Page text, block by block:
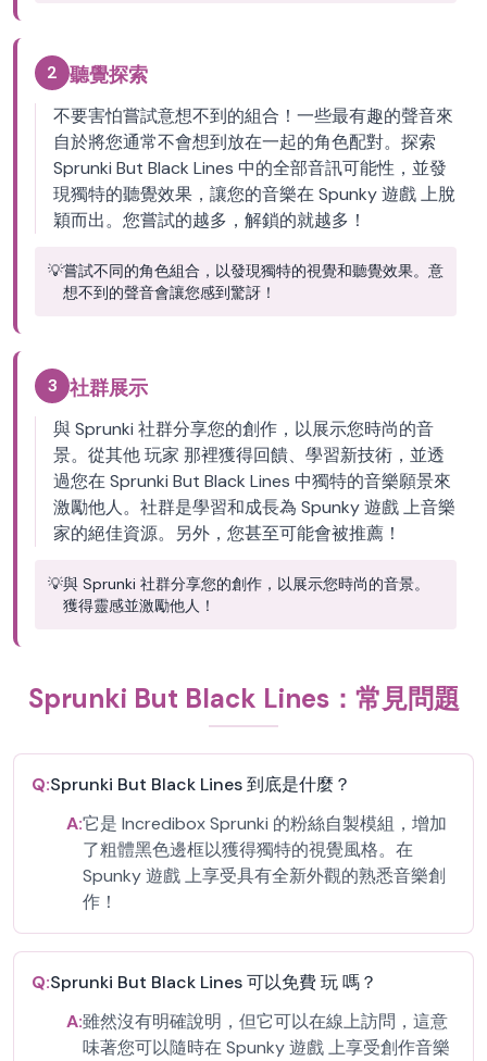
2 聽覺探索
不要害怕嘗試意想不到的組合！一些最有趣的聲音來
自於將您通常不會想到放在一起的角色配對。探索
Sprunki But Black Lines 中的全部音訊可能性，並發
現獨特的聽覺效果，讓您的音樂在 Spunky 遊戲 上脫
穎而出。您嘗試的越多，解鎖的就越多！
💡嘗試不同的角色組合，以發現獨特的視覺和聽覺效果。意
想不到的聲音會讓您感到驚訝！
3 社群展示
與 Sprunki 社群分享您的創作，以展示您時尚的音
景。從其他 玩家 那裡獲得回饋、學習新技術，並透
過您在 Sprunki But Black Lines 中獨特的音樂願景來
激勵他人。社群是學習和成長為 Spunky 遊戲 上音樂
家的絕佳資源。另外，您甚至可能會被推薦！
💡與 Sprunki 社群分享您的創作，以展示您時尚的音景。
獲得靈感並激勵他人！
Sprunki But Black Lines：常見問題
Q:Sprunki But Black Lines 到底是什麼？
A:它是 Incredibox Sprunki 的粉絲自製模組，增加
了粗體黑色邊框以獲得獨特的視覺風格。在
Spunky 遊戲 上享受具有全新外觀的熟悉音樂創
作！
Q:Sprunki But Black Lines 可以免費 玩 嗎？
A:雖然沒有明確說明，但它可以在線上訪問，這意
味著您可以隨時在 Spunky 遊戲 上享受創作音樂